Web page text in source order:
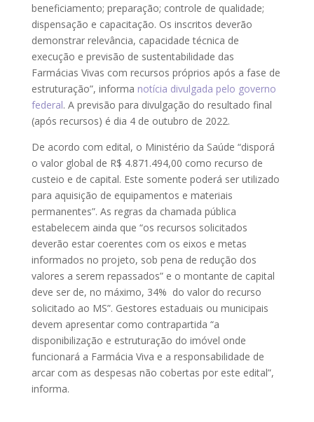
beneficiamento; preparação; controle de qualidade;
dispensação e capacitação. Os inscritos deverão
demonstrar relevância, capacidade técnica de
execução e previsão de sustentabilidade das
Farmácias Vivas com recursos próprios após a fase de
estruturação”, informa notícia divulgada pelo governo
federal. A previsão para divulgação do resultado final
(após recursos) é dia 4 de outubro de 2022.
De acordo com edital, o Ministério da Saúde “disporá
o valor global de R$ 4.871.494,00 como recurso de
custeio e de capital. Este somente poderá ser utilizado
para aquisição de equipamentos e materiais
permanentes”. As regras da chamada pública
estabelecem ainda que “os recursos solicitados
deverão estar coerentes com os eixos e metas
informados no projeto, sob pena de redução dos
valores a serem repassados” e o montante de capital
deve ser de, no máximo, 34% do valor do recurso
solicitado ao MS”. Gestores estaduais ou municipais
devem apresentar como contrapartida “a
disponibilização e estruturação do imóvel onde
funcionará a Farmácia Viva e a responsabilidade de
arcar com as despesas não cobertas por este edital”,
informa.